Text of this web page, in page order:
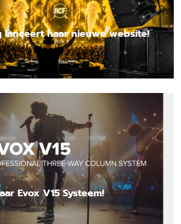
lanceert haar nieuwe website!
Lees nieuwsbericht
Evox V15 Systeem!